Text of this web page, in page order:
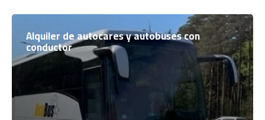
Alquiler de autocares y autobuses con
conductor